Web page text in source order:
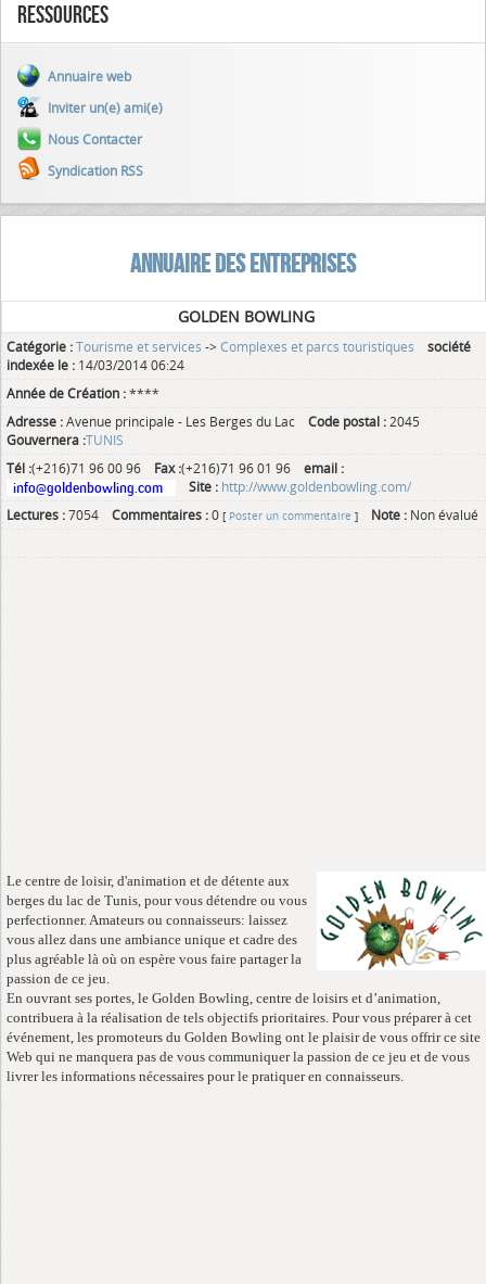
Ressources
Annuaire web
Inviter un(e) ami(e)
Nous Contacter
Syndication RSS
ANNUAIRE DES ENTREPRISES
GOLDEN BOWLING
Catégorie :Tourisme et services ->Complexes et parcs touristiques
société
indexée le : 14/03/2014 06:24
Année de Création :****
Adresse :Avenue principale - Les Berges du Lac Code postal : 2045
Gouvernera :TUNIS
Tél :(+216)71 96 00 96 Fax :(+216)71 96 01 96
email :
Site : http://www.goldenbowling.com/
Lectures :7054 Commentaires :0 [ Poster un commentaire ] Note : Non évalué
Le centre de loisir, d'animation et de détente aux
berges du lac de Tunis, pour vous détendre ou vous
perfectionner. Amateurs ou connaisseurs: laissez
vous allez dans une ambiance unique et cadre des
plus agréable là où on espère vous faire partager la
passion de ce jeu.
En ouvrant ses portes, le Golden Bowling, centre de loisirs et d’animation,
contribuera à la réalisation de tels objectifs prioritaires. Pour vous préparer à cet
événement, les promoteurs du Golden Bowling ont le plaisir de vous offrir ce site
Web qui ne manquera pas de vous communiquer la passion de ce jeu et de vous
livrer les informations nécessaires pour le pratiquer en connaisseurs.